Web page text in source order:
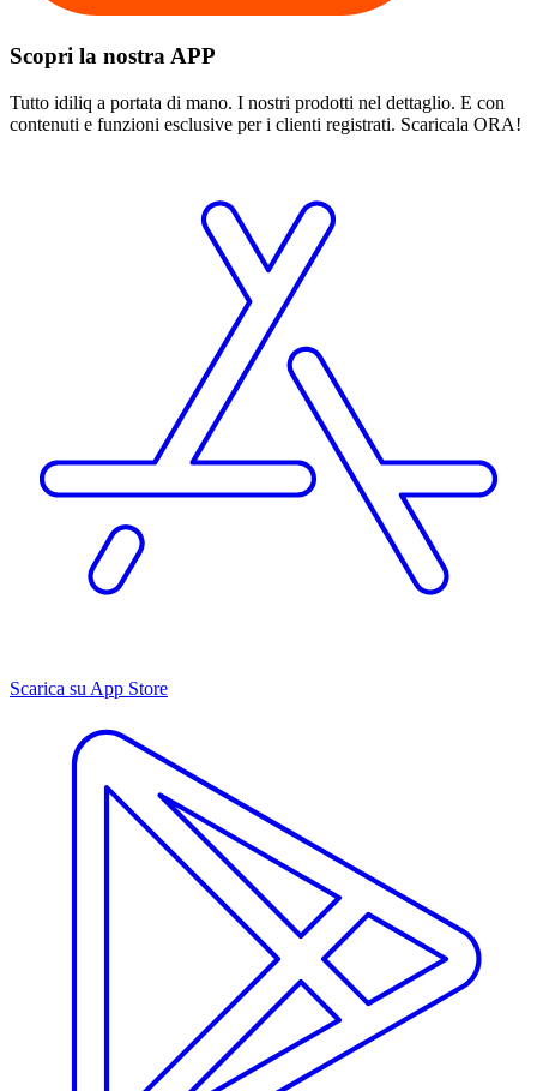
Scopri la nostra APP
Tutto idiliq a portata di mano. I nostri prodotti nel dettaglio. E con
contenuti e funzioni esclusive per i clienti registrati. Scaricala ORA!
Scarica su App Store